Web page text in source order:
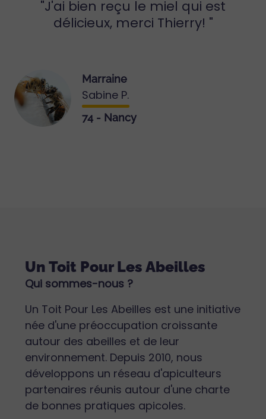
J'ai bien reçu le miel qui est
délicieux, merci Thierry!
Marraine
Sabine P.
74 - Nancy
Un Toit Pour Les Abeilles
Qui sommes-nous ?
Un Toit Pour Les Abeilles est une initiative
née d'une préoccupation croissante
autour des abeilles et de leur
environnement. Depuis 2010, nous
développons un réseau d'apiculteurs
partenaires réunis autour d'une charte
de bonnes pratiques apicoles.